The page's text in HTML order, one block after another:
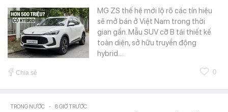
MG ZS thế hệ mới lộ rõ các tín hiệu
sẽ mở bán ở Việt Nam trong thời
gian gần. Mẫu SUV cỡ B tái thiết kế
toàn diện, sở hữu truyền động
hybrid…
Chia sẻ 0
TRONG NƯỚC - 8 GIỜ TRƯỚC